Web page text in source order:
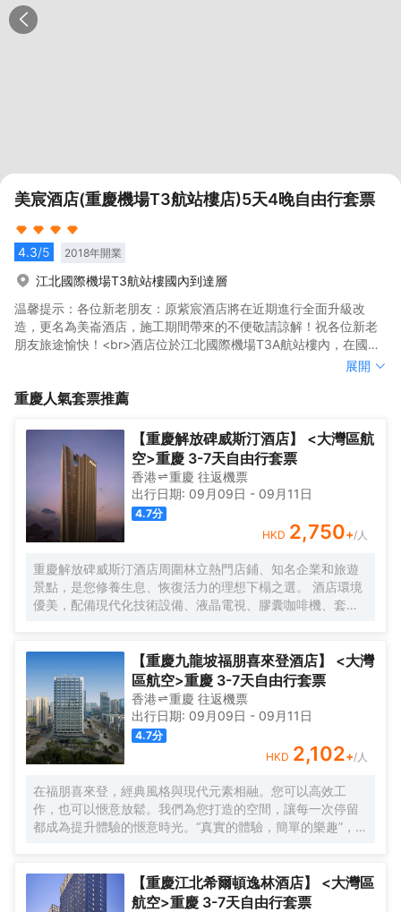
美宸酒店(重慶機場T3航站樓店)5天4晚自由行套票
4.3/5 2018年開業
江北國際機場T3航站樓國內到達層
温馨提示：各位新老朋友：原紫宸酒店將在近期進行全面升級改
造，更名為美崙酒店，施工期間帶來的不便敬請諒解！祝各位新老
朋友旅途愉快！<br>酒店位於江北國際機場T3A航站樓內，在國內
到達、交通換乘樞紐及輕軌10號線的2層，緊鄰T3航站樓到達層7號
接，是您乘飛機小憩、中轉、延誤等上佳選擇。<br>酒店用材考
猶如花園信步；房間智能化配套設施，讓您倍感方便與快捷；人性
化的服務，讓您感受家的舒適自在。酒店始終以周到、細緻的服務
竭誠迎接每一位賓客，使您每天都能感受到重慶紫宸酒店帶給您的
温馨與舒適。給您的商務出行、旅遊度假提供更趨完美的入住體
驗。
温馨提示：各位新老朋友：原紫宸酒店將在近期進行全面升級改
朋友旅途愉快！<br>酒店位於江北國際機場T3A航站樓內，在國內
門，步行至出發層約3分鐘，酒店位置優越，與T3航站樓無縫銜
接，是您乘飛機小憩、中轉、延誤等上佳選擇。<br>酒店用材考
究、設計簡約時尚，內廷大花園，優雅精緻的環境，讓您置身其中
猶如花園信步；房間智能化配套設施，讓您倍感方便與快捷；人性
化的服務，讓您感受家的舒適自在。酒店始終以周到、細緻的服務
竭誠迎接每一位賓客，使您每天都能感受到重慶紫宸酒店帶給您的
温馨與舒適。給您的商務出行、旅遊度假提供更趨完美的入住體
展開
重慶人氣套票推薦
【重慶解放碑威斯汀酒店】 <大灣區航
空>重慶 3-7天自由行套票
香港 重慶 往返機票
出行日期: 09月09日 - 09月11日
4.7分
HKD 2,750+/人
重慶解放碑威斯汀酒店周圍林立熱門店鋪、知名企業和旅遊
景點，是您修養生息、恢復活力的理想下榻之選。 酒店環境
優美，配備現代化技術設備、液晶電視、膠囊咖啡機、套房
【重慶九龍坡福朋喜來登酒店】 <大灣
區航空>重慶 3-7天自由行套票
香港 重慶 往返機票
出行日期: 09月09日 - 09月11日
4.7分
HKD 2,102+/人
在福朋喜來登，經典風格與現代元素相融。您可以高效工
作，也可以愜意放鬆。我們為您打造的空間，讓每一次停留
都成為提升體驗的愜意時光。“真實的體驗，簡單的樂趣”，強
【重慶江北希爾頓逸林酒店】 <大灣區
航空>重慶 3-7天自由行套票